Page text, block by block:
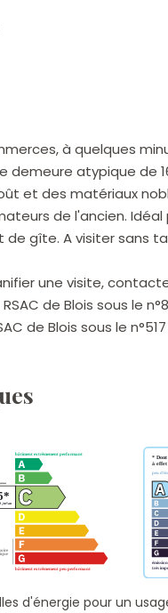
à quelques
atypique de
et des matériaux
de l'ancien.
gîte. A visiter sans
une visite,
de Blois sous le
de Blois sous le
d'énergie pour un